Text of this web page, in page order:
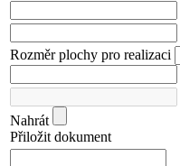
Rozměr plochy pro realizaci
Nahrát
Přiložit dokument